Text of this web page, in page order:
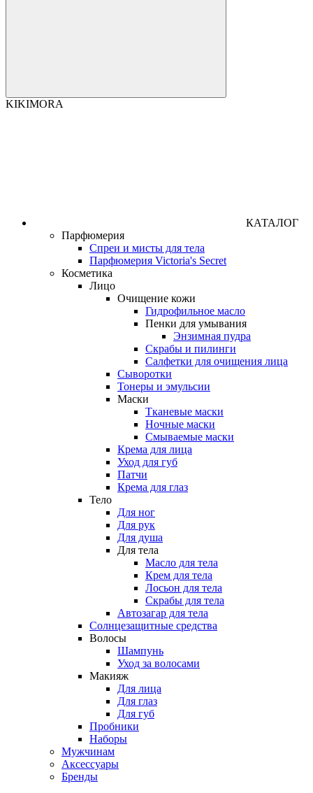
KIKIMORA
КАТАЛОГ
Парфюмерия
Спреи и мисты для тела
Парфюмерия Victoria's Secret
Косметика
Лицо
Очищение кожи
Гидрофильное масло
Пенки для умывания
Энзимная пудра
Скрабы и пилинги
Салфетки для очищения лица
Сыворотки
Тонеры и эмульсии
Маски
Тканевые маски
Ночные маски
Смываемые маски
Крема для лица
Уход для губ
Патчи
Крема для глаз
Тело
Для ног
Для рук
Для душа
Для тела
Масло для тела
Крем для тела
Лосьон для тела
Скрабы для тела
Автозагар для тела
Солнцезащитные средства
Волосы
Шампунь
Уход за волосами
Макияж
Для лица
Для глаз
Для губ
Пробники
Наборы
Мужчинам
Аксессуары
Бренды